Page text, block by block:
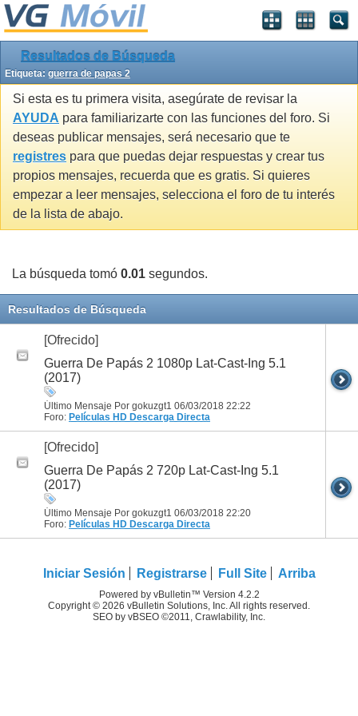
Resultados de Búsqueda
Etiqueta: guerra de papas 2
Si esta es tu primera visita, asegúrate de revisar la
AYUDA para familiarizarte con las funciones del foro. Si
deseas publicar mensajes, será necesario que te
registres para que puedas dejar respuestas y crear tus
propios mensajes, recuerda que es gratis. Si quieres
empezar a leer mensajes, selecciona el foro de tu interés
de la lista de abajo.
La búsqueda tomó 0.01 segundos.
Resultados de Búsqueda
[Ofrecido]
Guerra De Papás 2 1080p Lat-Cast-Ing 5.1
(2017)
Último Mensaje Por gokuzgt1 06/03/2018 22:22
Foro: Películas HD Descarga Directa
[Ofrecido]
Guerra De Papás 2 720p Lat-Cast-Ing 5.1
(2017)
Último Mensaje Por gokuzgt1 06/03/2018 22:20
Foro: Películas HD Descarga Directa
Iniciar Sesión Registrarse Full Site Arriba
Powered by vBulletin™ Version 4.2.2
Copyright © 2026 vBulletin Solutions, Inc. All rights reserved.
SEO by vBSEO ©2011, Crawlability, Inc.